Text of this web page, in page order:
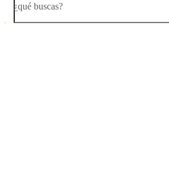
¿qué buscas?